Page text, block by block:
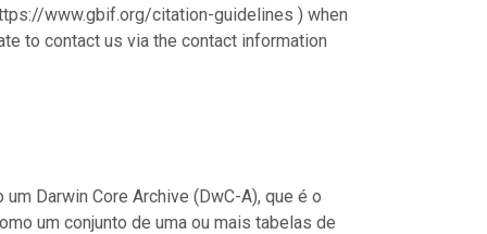
www.gbif.org/citation-guidelines ) when
to contact us via the contact information
Darwin Core Archive (DwC-A), que é o
um conjunto de uma ou mais tabelas de